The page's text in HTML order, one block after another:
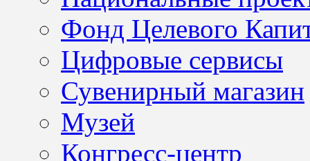
Фонд Целевого
Цифровые сервисы
Сувенирный магазин
Музей
Конгресс-центр